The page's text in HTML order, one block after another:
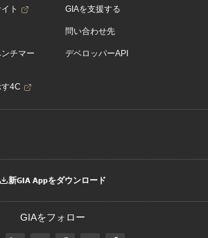
ト
チマー
4C
GIAを支援する
問い合わせ先
デベロッパーAPI
新GIA Appをダウンロード
GIAをフォロー